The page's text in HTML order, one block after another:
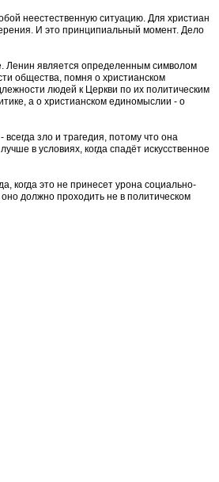
неестественную ситуацию. Для христиан
И это принципиальный момент. Дело
Ленин является определенным символом
общества, помня о христианском
людей к Церкви по их политическим
а о христианском единомыслии - о
зло и трагедия, потому что она
в условиях, когда спадёт искусственное
когда это не принесет урона социально-
должно проходить не в политическом